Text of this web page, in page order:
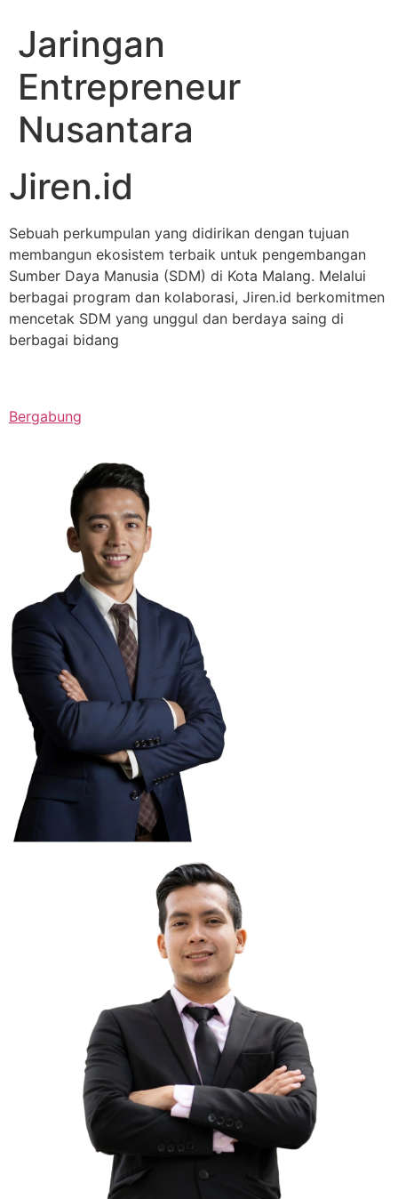
Jaringan
Entrepreneur
Nusantara
Jiren.id
Sebuah perkumpulan yang didirikan dengan tujuan
membangun ekosistem terbaik untuk pengembangan
Sumber Daya Manusia (SDM) di Kota Malang. Melalui
berbagai program dan kolaborasi, Jiren.id berkomitmen
mencetak SDM yang unggul dan berdaya saing di
berbagai bidang
Bergabung